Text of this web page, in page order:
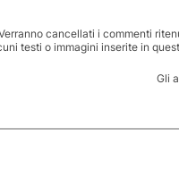
cancellati i commenti
testi o immagini inserite in
Gli